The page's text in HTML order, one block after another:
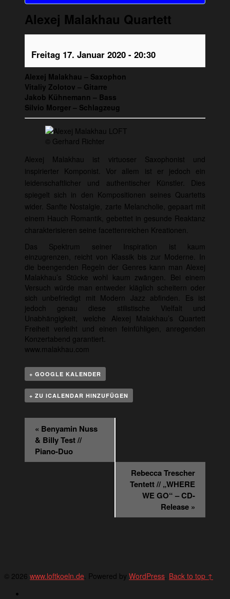
Alexej Malakhau Quartett
Freitag 17. Januar 2020 - 20:30
Alexej Malakhau – Saxophon
Vitaliy Zolotov – Gitarre
Jakob Kühnemann – Bass
Silvio Morger – Schlagzeug
© Gerhard Richter
Alexej Malakhau ist virtuoser Saxophonist und
inspirierter Komponist. Vor allem ist er jedoch ein
leidenschaftlicher und authentischer Künstler. Dies
spiegelt sich in den Kompositionen seines Quartetts
wider. Sanfte Nostalgie, zarte Melancholie, gepaart mit
einem Hauch Romantik, gebettet in gesunde Reaktanz
charakterisieren seine facettenreichen Kreationen.
Das Spektrum seiner Inspiration ist kaum
einzugrenzen, reicht von Klassik bis zur Moderne. In
die beengenden Regeln der Genres kann man Alexej
Malakhau’s Stücke wohl kaum zwängen. Bei einem
Versuch würde man entweder kläglich scheitern oder
sich unbefriedigt mit Modern Jazz abfinden. Es ist
jedoch genau diese stilistische Vielfalt und
Unabhängigkeit, welche Alexej Malakhau’s Quartett
Freiheit verleiht und einen feinfühligen, anregenden
Konzertabend garantiert.
www.malakhau.com
+ GOOGLE KALENDER
+ ZU ICALENDAR HINZUFÜGEN
Veranstaltung
Navigation
« Benyamin Nuss
& Billy Test //
Piano-Duo
Rebecca Trescher
Tentett // „WHERE
WE GO“ – CD-
Release »
© 2026 www.loftkoeln.de . Powered by WordPress Back to top ↑